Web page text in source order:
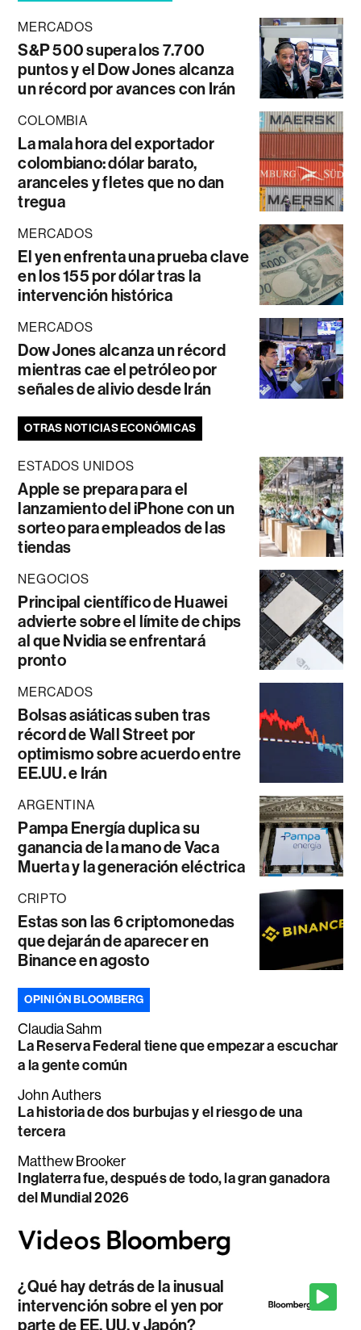
MERCADOS
S&P 500 supera los 7.700
puntos y el Dow Jones alcanza
un récord por avances con Irán
COLOMBIA
La mala hora del exportador
colombiano: dólar barato,
aranceles y fletes que no dan
tregua
MERCADOS
El yen enfrenta una prueba clave
en los 155 por dólar tras la
intervención histórica
MERCADOS
Dow Jones alcanza un récord
mientras cae el petróleo por
señales de alivio desde Irán
OTRAS NOTICIAS ECONÓMICAS
ESTADOS UNIDOS
Apple se prepara para el
lanzamiento del iPhone con un
sorteo para empleados de las
tiendas
NEGOCIOS
Principal científico de Huawei
advierte sobre el límite de chips
al que Nvidia se enfrentará
pronto
MERCADOS
Bolsas asiáticas suben tras
récord de Wall Street por
optimismo sobre acuerdo entre
EE.UU. e Irán
ARGENTINA
Pampa Energía duplica su
ganancia de la mano de Vaca
Muerta y la generación eléctrica
CRIPTO
Estas son las 6 criptomonedas
que dejarán de aparecer en
Binance en agosto
OPINIÓN BLOOMBERG
Claudia Sahm
La Reserva Federal tiene que empezar a escuchar
a la gente común
John Authers
La historia de dos burbujas y el riesgo de una
tercera
Matthew Brooker
Inglaterra fue, después de todo, la gran ganadora
del Mundial 2026
¿Qué hay detrás de la inusual
intervención sobre el yen por
parte de EE. UU. y Japón?